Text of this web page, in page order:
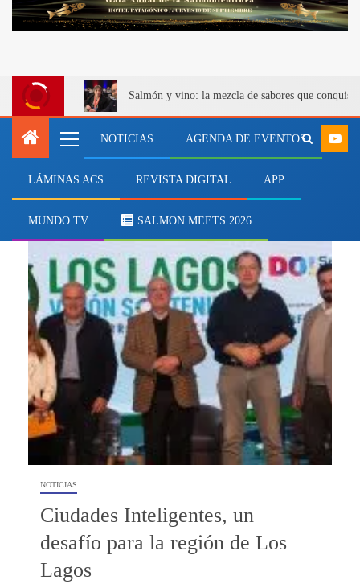
Salmón y vino: la mezcla de sabores que
NOTICIAS AGENDA DE EVENTOS
LÁMINAS ACS REVISTA DIGITAL APP
MUNDO TV SALMON MEETS 2026
ciudades inteligentes
NOTICIAS
Ciudades Inteligentes, un
desafío para la región de Los
Lagos